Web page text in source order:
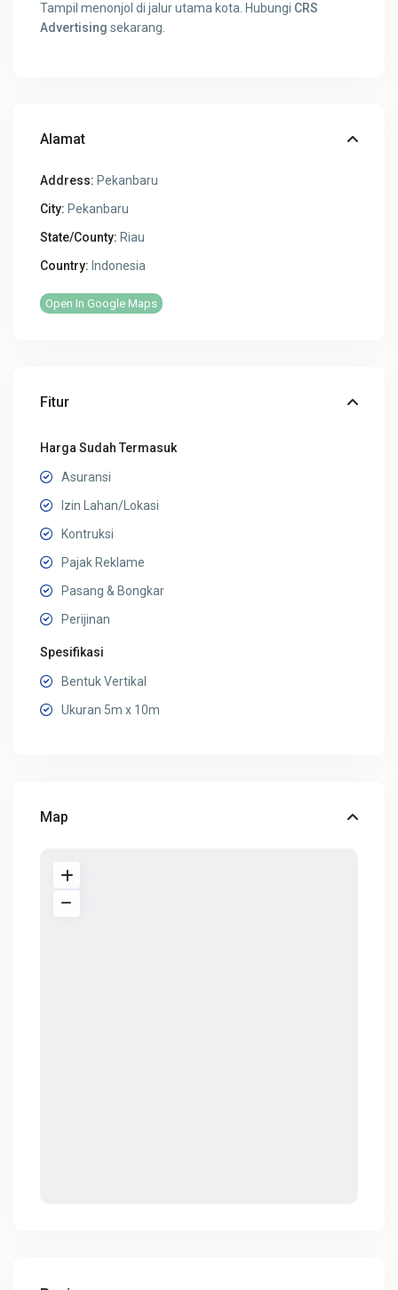
Tampil menonjol di jalur utama kota. Hubungi CRS
Advertising sekarang.
Alamat
Address: Pekanbaru
City: Pekanbaru
State/County: Riau
Country: Indonesia
Open In Google Maps
Fitur
Harga Sudah Termasuk
Asuransi
Izin Lahan/Lokasi
Kontruksi
Pajak Reklame
Pasang & Bongkar
Perijinan
Spesifikasi
Bentuk Vertikal
Ukuran 5m x 10m
Map